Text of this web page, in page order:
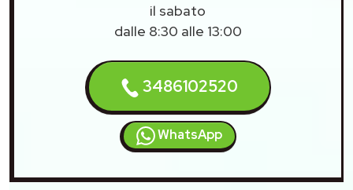
il sabato
dalle 8:30 alle 13:00
3486102520
WhatsApp